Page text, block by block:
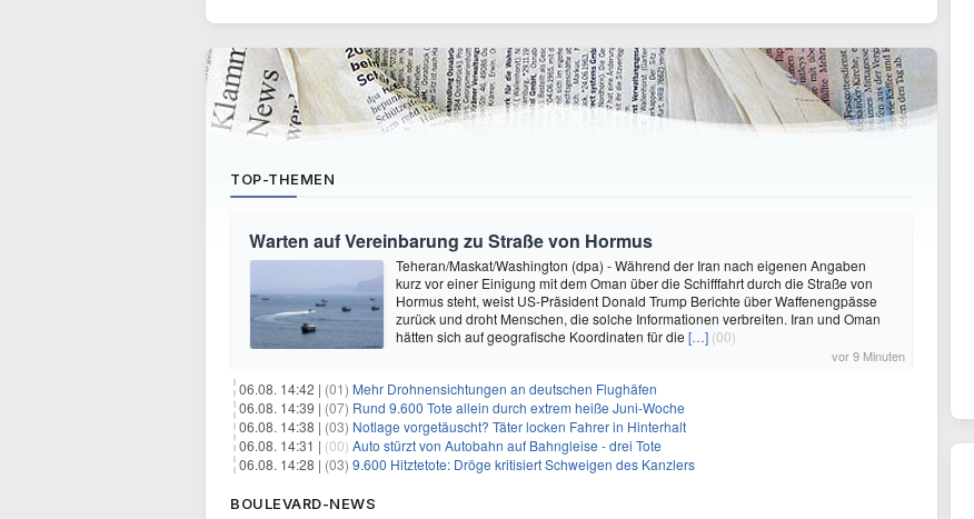
TOP-THEMEN
Warten auf Vereinbarung zu Straße von Hormus
Teheran/Maskat/Washington (dpa) - Während der Iran nach eigenen Angaben
kurz vor einer Einigung mit dem Oman über die Schifffahrt durch die Straße von
Hormus steht, weist US-Präsident Donald Trump Berichte über Waffenengpässe
zurück und droht Menschen, die solche Informationen verbreiten. Iran und Oman
hätten sich auf geografische Koordinaten für die […] (00)
vor 9 Minuten
06.08. 14:42 | (01) Mehr Drohnensichtungen an deutschen Flughäfen
06.08. 14:39 | (07) Rund 9.600 Tote allein durch extrem heiße Juni-Woche
06.08. 14:38 | (03) Notlage vorgetäuscht? Täter locken Fahrer in Hinterhalt
06.08. 14:31 | (00) Auto stürzt von Autobahn auf Bahngleise - drei Tote
06.08. 14:28 | (03) 9.600 Hitztetote: Dröge kritisiert Schweigen des Kanzlers
BOULEVARD-NEWS